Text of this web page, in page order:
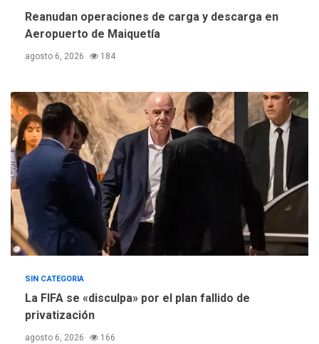
Instituciones estadales se
suman al Plan Agosto de
5
ÚLTIMA HORA
Concejo Municipal de
Mariño respalda a Cámara
de Comercio para reforma
de Ley de Puerto Libre
Reanudan operaciones de carga y descarga en
Aeropuerto de Maiquetía
agosto 6, 2026 184
SIN CATEGORIA
La FIFA se «disculpa» por el plan fallido de
privatización
agosto 6, 2026 166